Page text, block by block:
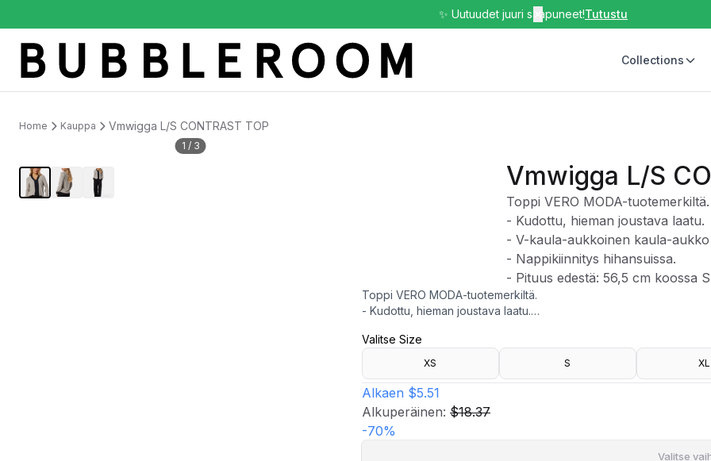
✨ Uutuudet juuri saapuneet!Tutustu
Collections
Home Kauppa Vmwigga L/S CONTRAST TOP
1 / 3
Vmwigga L/S
Toppi VERO MODA-tuotemerkiltä.
- Kudottu, hieman joustava laatu.
- V-kaula-aukkoinen kaula-
- Nappikiinnitys hihansuissa.
- Pituus edestä: 56,5 cm koossa
Toppi VERO MODA-tuotemerkiltä.
- Kudottu, hieman joustava laatu.
- Nappikiinnitys hihansuissa.
- Pituus edestä: 56,5 cm koossa S.
Valitse Size
XS S XL
Alkaen $5.51
Alkuperäinen: $18.37
-70%
Valitse